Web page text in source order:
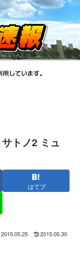
トノ2 ミュ
はてブ
2015.05.25 2015.05.30